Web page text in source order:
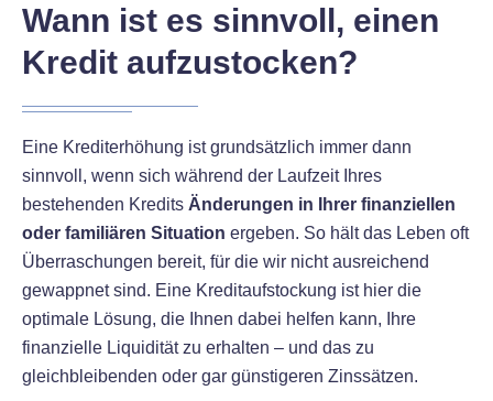
Wann ist es sinnvoll, einen
Kredit aufzustocken?
Eine Krediterhöhung ist grundsätzlich immer dann
sinnvoll, wenn sich während der Laufzeit Ihres
bestehenden Kredits Änderungen in Ihrer finanziellen
oder familiären Situation ergeben. So hält das Leben oft
Überraschungen bereit, für die wir nicht ausreichend
gewappnet sind. Eine Kreditaufstockung ist hier die
optimale Lösung, die Ihnen dabei helfen kann, Ihre
finanzielle Liquidität zu erhalten – und das zu
gleichbleibenden oder gar günstigeren Zinssätzen.